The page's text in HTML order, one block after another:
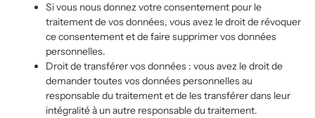
Si vous nous donnez votre consentement pour le
traitement de vos données, vous avez le droit de révoquer
ce consentement et de faire supprimer vos données
personnelles.
Droit de transférer vos données : vous avez le droit de
demander toutes vos données personnelles au
responsable du traitement et de les transférer dans leur
intégralité à un autre responsable du traitement.